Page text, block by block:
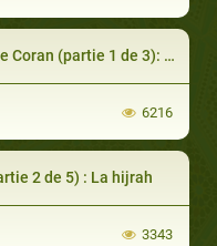
1 de 3): Une brève introduction
6216
2 de 5) : La hijrah
3343